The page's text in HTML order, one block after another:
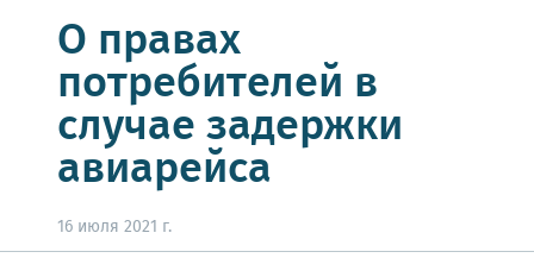
О правах
потребителей в
случае задержки
авиарейса
16 июля 2021 г.